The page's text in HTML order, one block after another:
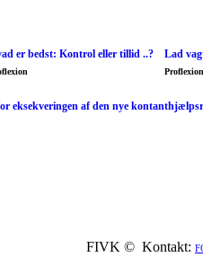
er bedst: Kontrol eller tillid ..? Lad
Proflexion
eksekveringen af den nye
FIVK © Kontakt: